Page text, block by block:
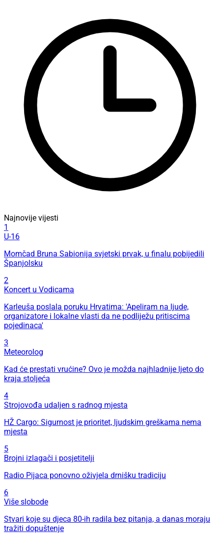
Najnovije vijesti
1
U-16
Momčad Bruna Sabionija svjetski prvak, u finalu pobijedili
Španjolsku
2
Koncert u Vodicama
Karleuša poslala poruku Hrvatima: 'Apeliram na ljude,
organizatore i lokalne vlasti da ne podliježu pritiscima
pojedinaca'
3
Meteorolog
Kad će prestati vrućine? Ovo je možda najhladnije ljeto do
kraja stoljeća
4
Strojovođa udaljen s radnog mjesta
HŽ Cargo: Sigurnost je prioritet, ljudskim greškama nema
mjesta
5
Brojni izlagači i posjetitelji
Radio Pijaca ponovno oživjela drnišku tradiciju
6
Više slobode
Stvari koje su djeca 80-ih radila bez pitanja, a danas moraju
tražiti dopuštenje